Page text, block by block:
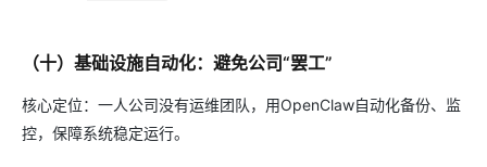
（十）基础设施自动化：避免公司“罢工”
核心定位：一人公司没有运维团队，用OpenClaw自动化备份、监
控，保障系统稳定运行。